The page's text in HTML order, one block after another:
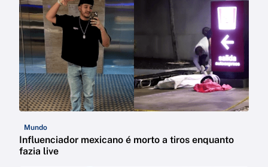
Mundo
Influenciador mexicano é morto a tiros enquanto
fazia live